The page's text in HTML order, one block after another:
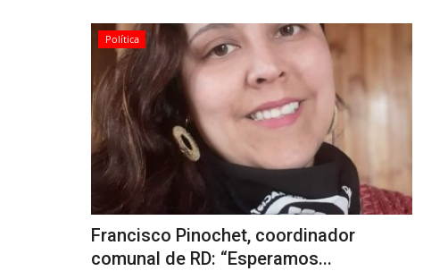
Política
Francisco Pinochet, coordinador
comunal de RD: “Esperamos...
Política